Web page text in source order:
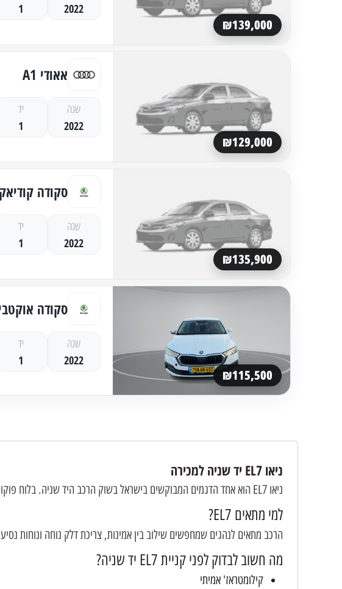
₪139,000
2022
1
₪129,000
אאודי A1
שנה
2022
יד
1
₪135,900
סקודה קודיאק
שנה
2022
יד
1
₪115,500
סקודה
שנה
2022
יד
1
ניאו EL7 יד שניה למכירה
ניאו EL7 הוא אחד הדגמים המבוקשים בישראל בשוק הרכב היד שניה. בלוח פוקוס תמצאו מגוון רכבי EL7 למכירה ממוכרים פרטיים וסוחרים.
למי מתאים EL7?
הרכב מתאים לנהגים שמחפשים שילוב בין אמינות, צריכת דלק נוחה ונוחות
מה חשוב לבדוק לפני קניית EL7 יד שניה?
קילומטראז' אמיתי